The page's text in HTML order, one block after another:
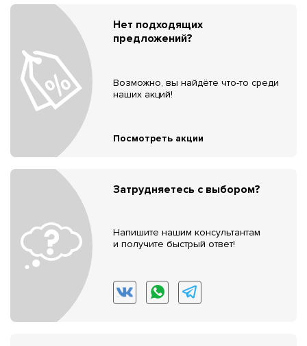
Нет подходящих
предложений?
Возможно, вы найдёте что-то среди
наших акций!
Посмотреть акции
Затрудняетесь с выбором?
Напишите нашим консультантам
и получите быстрый ответ!